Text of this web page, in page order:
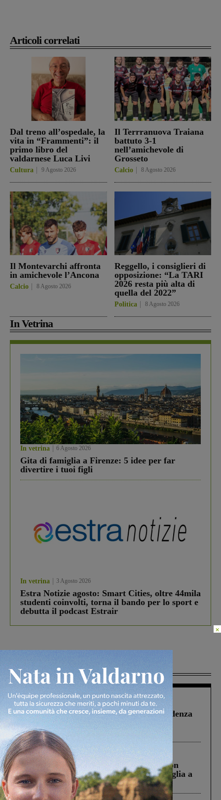
Articoli correlati
Dal treno all’ospedale, la
vita in “Frammenti”: il
primo libro del
valdarnese Luca Livi
Cultura 9 Agosto 2026
Il Terrranuova Traiana
battuto 3-1
nell’amichevole di
Grosseto
Calcio 8 Agosto 2026
Il Montevarchi affronta
in amichevole l’Ancona
Calcio 8 Agosto 2026
Reggello, i consiglieri di
opposizione: “La TARI
2026 resta più alta di
quella del 2022”
Politica 8 Agosto 2026
In Vetrina
In vetrina 6 Agosto 2026
Gita di famiglia a Firenze: 5 idee per far
divertire i tuoi figli
In vetrina 3 Agosto 2026
Estra Notizie agosto: Smart Cities, oltre 44mila
studenti coinvolti, torna il bando per lo sport e
debutta il podcast Estrair
Più lette
Figline Incisa Valdarno 1 Agosto 2026
Piscina di Figline finanziata oltre la scadenza
Pnrr, il gruppo di Fratelli d’Italia: “Un
ringraziamento al Governo”
Cronaca 3 Agosto 2026
Scomparso da una struttura di Castiglion
Fiorentino l’uomo che aveva ucciso la figlia a
Levane nel 2020
×